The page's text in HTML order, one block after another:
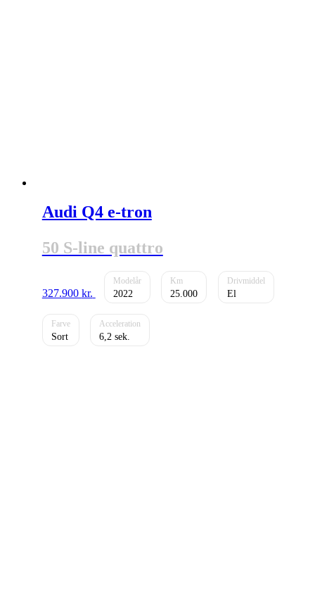
Audi Q4 e-tron
50 S-line quattro
327.900 kr. 2022 25.000 El
Sort 6,2